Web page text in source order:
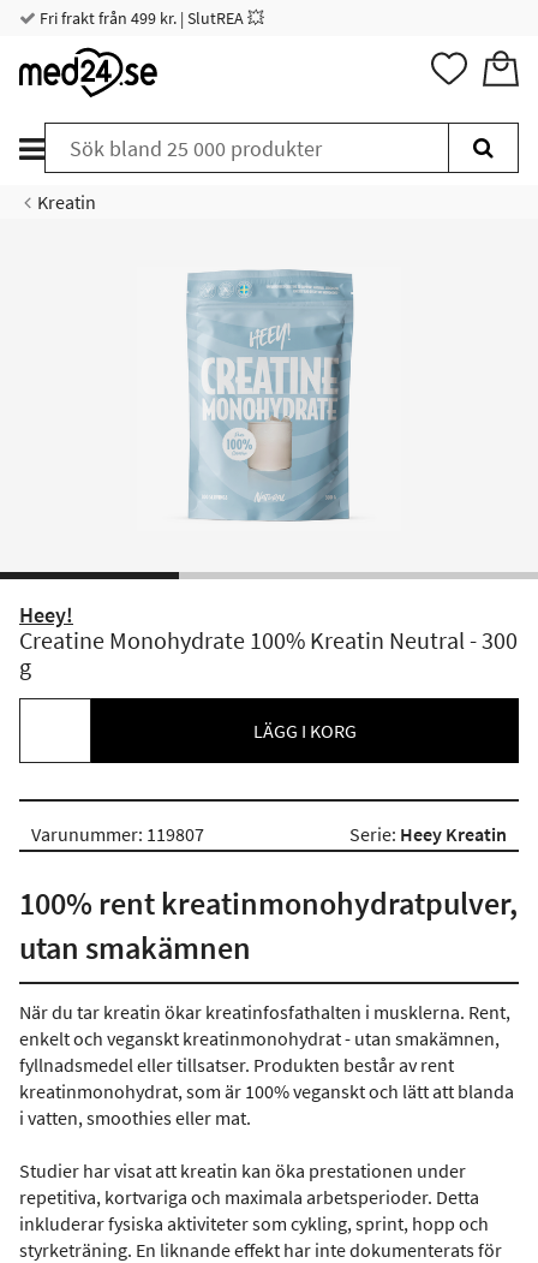
Fri frakt från 499 kr. | SlutREA 💥
Kreatin
Heey!
Creatine Monohydrate 100% Kreatin Neutral - 300
g
LÄGG I KORG
Varunummer: 119807 Serie: Heey Kreatin
100% rent kreatinmonohydratpulver,
utan smakämnen
När du tar kreatin ökar kreatinfosfathalten i musklerna. Rent,
enkelt och veganskt kreatinmonohydrat - utan smakämnen,
fyllnadsmedel eller tillsatser. Produkten består av rent
kreatinmonohydrat, som är 100% veganskt och lätt att blanda
i vatten, smoothies eller mat.
Studier har visat att kreatin kan öka prestationen under
repetitiva, kortvariga och maximala arbetsperioder. Detta
inkluderar fysiska aktiviteter som cykling, sprint, hopp och
styrketräning. En liknande effekt har inte dokumenterats för